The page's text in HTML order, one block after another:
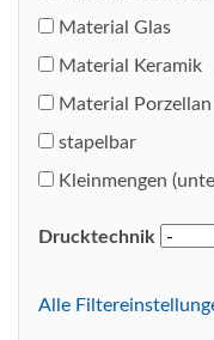
Material Glas
Material Keramik
Material Porzellan
stapelbar
Kleinmengen
Drucktechnik
Alle